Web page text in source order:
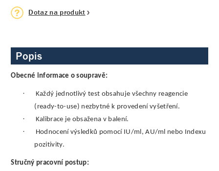
Dotaz na produkt
Popis
Obecné informace o soupravě:
·
Každý jednotlivý test obsahuje všechny reagencie
(ready-to-use) nezbytné k provedení vyšetření.
· Kalibrace je obsažena v balení.
·
Hodnocení výsledků pomocí IU/ml, AU/ml nebo Indexu
pozitivity.
Stručný pracovní postup: